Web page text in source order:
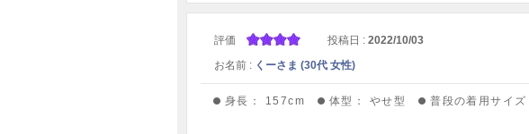
評価 投稿日 : 2022/10/03
お名前 : くーさま (30代 女性)
身長： 157cm 体型： やせ型 普段の着用サイズ